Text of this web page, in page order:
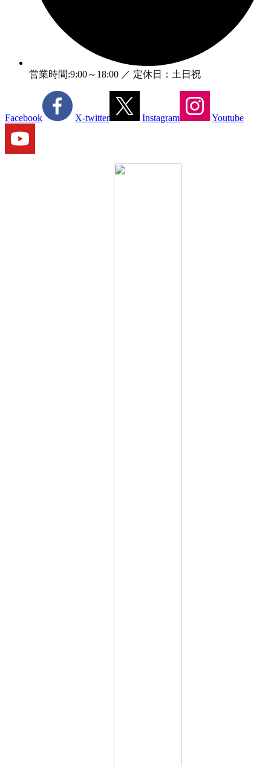
営業時間:9:00～18:00 ／ 定休日：土日祝
Facebook X-twitter Instagram Youtube